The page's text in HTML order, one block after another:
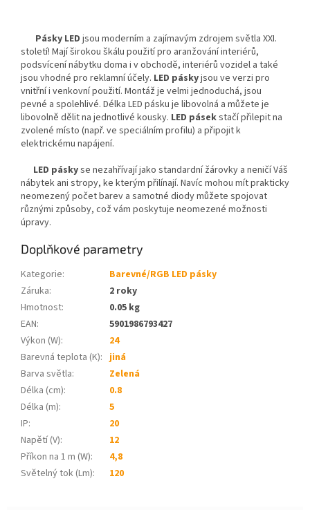
Pásky LED jsou moderním a zajímavým zdrojem světla XXI.
století! Mají širokou škálu použití pro aranžování interiérů,
podsvícení nábytku doma i v obchodě, interiérů vozidel a také
jsou vhodné pro reklamní účely. LED páskyjsou ve verzi pro
vnitřní i venkovní použití. Montáž je velmi jednoduchá, jsou
pevné a spolehlivé. Délka LED pásku je libovolná a můžete je
libovolně dělit na jednotlivé kousky. LED pásekstačí přilepit na
zvolené místo (např. ve speciálním profilu) a připojit k
elektrickému napájení.
LED páskyse nezahřívají jako standardní žárovky a neničí Váš
nábytek ani stropy, ke kterým přilínají. Navíc mohou mít prakticky
neomezený počet barev a samotné diody můžete spojovat
různými způsoby, což vám poskytuje neomezené možnosti
úpravy.
Doplňkové parametry
Kategorie:
Barevné/RGB LED pásky
Záruka:
2 roky
Hmotnost:
0.05 kg
EAN:
5901986793427
Výkon (W):
24
Barevná teplota (K): jiná
Barva světla:
Zelená
Délka (cm):
0.8
Délka (m):
5
IP:
20
Napětí (V):
12
Příkon na 1 m (W):
4,8
Světelný tok (Lm): 120